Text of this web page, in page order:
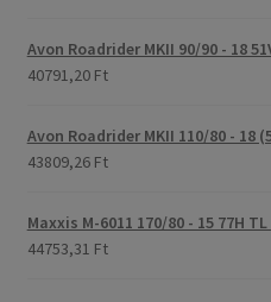
Avon Roadrider MKII 90/90 - 18
40791,20 Ft
Avon Roadrider MKII 110/80 - 18
43809,26 Ft
Maxxis M-6011 170/80 - 15 77H
44753,31 Ft